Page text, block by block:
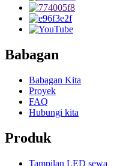
Babagan
Babagan Kita
Proyek
FAQ
Hubungi kita
Produk
Tampilan LED sewa